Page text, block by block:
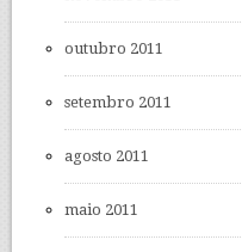
outubro 2011
setembro 2011
agosto 2011
maio 2011